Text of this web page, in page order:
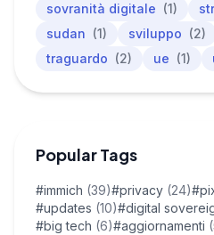
sovranità digitale (1)
sudan (1) sviluppo (2)
traguardo (2) ue (1)
Popular Tags
#immich (39)#privacy (24)
#updates (10)#digital
#big tech (6)#aggiornamenti